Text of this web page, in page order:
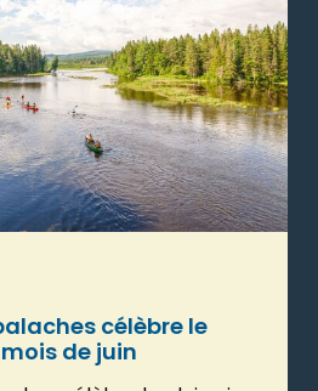
célèbre le
de juin